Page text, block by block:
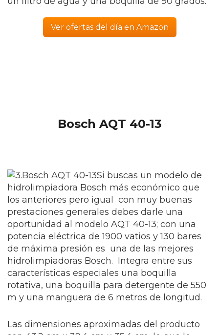
Ver ofertas del día en Amazon
Bosch AQT 40-13
Si buscas un modelo de
hidrolimpiadora Bosch más económico que
los anteriores pero igual con muy buenas
prestaciones generales debes darle una
oportunidad al modelo AQT 40-13; con una
potencia eléctrica de 1900 vatios y 130 bares
de máxima presión es una de las mejores
hidrolimpiadoras Bosch. Integra entre sus
características especiales una boquilla
rotativa, una boquilla para detergente de 550
m y una manguera de 6 metros de longitud.
Las dimensiones aproximadas del producto